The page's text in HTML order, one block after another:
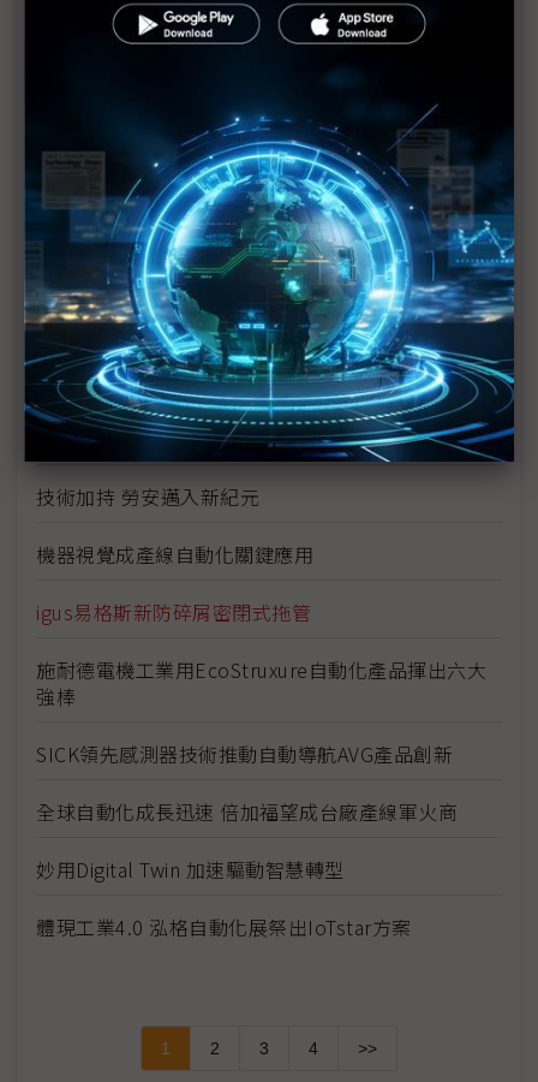
瑞精工以新世代SI 4.0翻轉自動化
亞洲工業4.0系列展蓄勢待發 引領產業轉型升級
工業用機器手臂應用與發展趨勢
柏泰於2017物流暨物聯網展出智慧物流解決方案
電子產業未來的解決方案 模組化自動生產
Appier聚焦企業應用 拓展亞洲AI研發版圖
在地服務優勢 WAGO搶進工控互聯市場
不二越輕巧型機器人 實現工業4.0
技術加持 勞安邁入新紀元
機器視覺成產線自動化關鍵應用
igus易格斯新防碎屑密閉式拖管
施耐德電機工業用EcoStruxure自動化產品揮出六大
強棒
SICK領先感測器技術推動自動導航AVG產品創新
全球自動化成長迅速 倍加福望成台廠產線軍火商
妙用Digital Twin 加速驅動智慧轉型
體現工業4.0 泓格自動化展祭出IoTstar方案
1 2 3 4 >>